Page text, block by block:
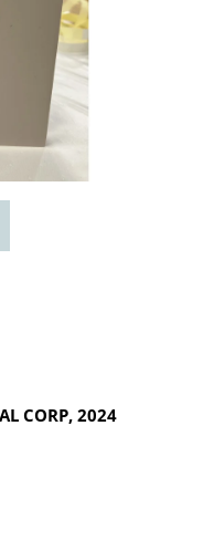
CORP, 2024